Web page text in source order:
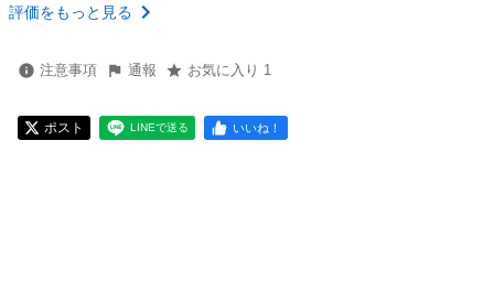
評価をもっと見る
注意事項 通報 お気に入り 1
ポスト LINEで送る いいね！